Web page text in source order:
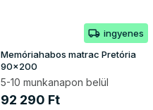
ingyenes
Memóriahabos matrac Pretória
90x200
5-10 munkanapon belül
92 290 Ft